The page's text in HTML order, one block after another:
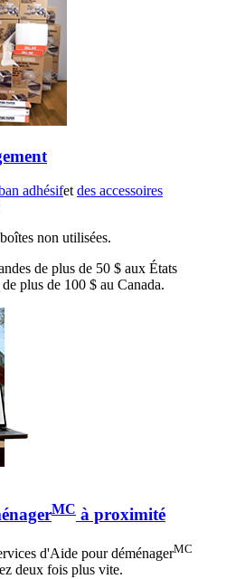
adhésifet des accessoires
non utilisées.
de plus de 50 $ aux États
plus de 100 $ au Canada.
MC à proximité
d'Aide pour déménagerMC
deux fois plus vite.